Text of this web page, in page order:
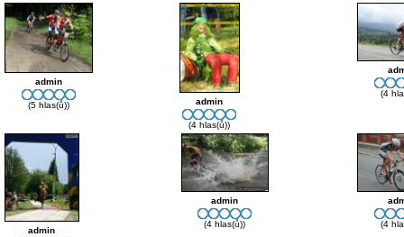
admin
(5 hlas(ů)) admin
(4 hlas(ů))
(4
admin
admin
(4 hlas(ů)) (4